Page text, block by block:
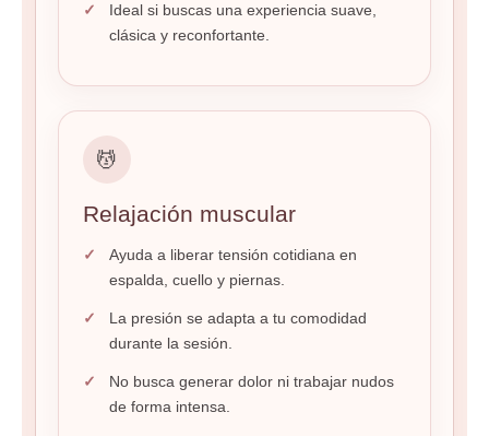
Ideal si buscas una experiencia suave,
clásica y reconfortante.
💆
Relajación muscular
Ayuda a liberar tensión cotidiana en
espalda, cuello y piernas.
La presión se adapta a tu comodidad
durante la sesión.
No busca generar dolor ni trabajar nudos
de forma intensa.